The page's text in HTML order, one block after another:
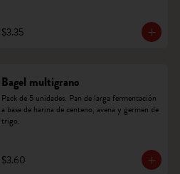
$3.35
Bagel multigrano
Pack de 5 unidades. Pan de larga fermentación
a base de harina de centeno, avena y germen de
trigo.
$3.60